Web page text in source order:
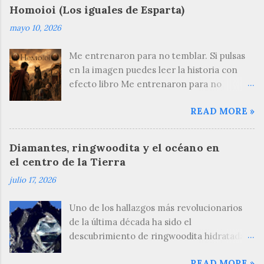
c
r
n
c
o
m
e
a
i
o
Homoioi (Los iguales de Esparta)
mayo 10, 2026
Me entrenaron para no temblar. Si pulsas
en la imagen puedes leer la historia con
efecto libro Me entrenaron para no
otros hombres tiemblan se me revuelve el
estómago. Dicen que cuando nací, los
levantaron y me palparon como a una res
en el mercado. Buscaban algún defecto.
encontraron, y por eso hoy puedes leer
esta historia. No fui arrojado al Taigeto, a la
sima de los Apótetas, donde terminan los
READ MORE »
Diamantes, ringwoodita y el océano en
el centro de la Tierra
julio 17, 2026
Uno de los hallazgos más revolucionarios
de la última década ha sido el
descubrimiento de ringwoodita hidratada